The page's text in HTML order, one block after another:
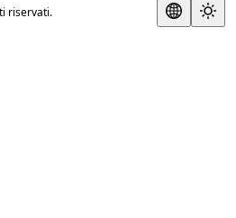
riservati.